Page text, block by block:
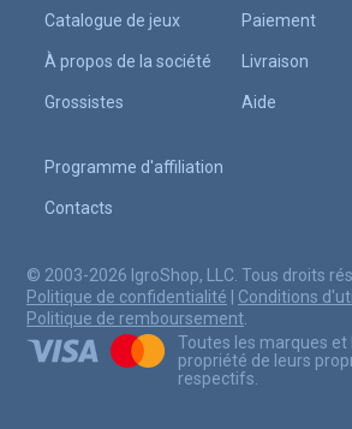
Catalogue de jeux
À propos de la société
Grossistes
Paiement
Livraison
Aide
Programme d'affiliation
Contacts
© 2003-2026 IgroShop, LLC. Tous droits
Politique de confidentialité
Conditions
Politique de remboursement
Toutes les marques et
propriété de leurs
respectifs.